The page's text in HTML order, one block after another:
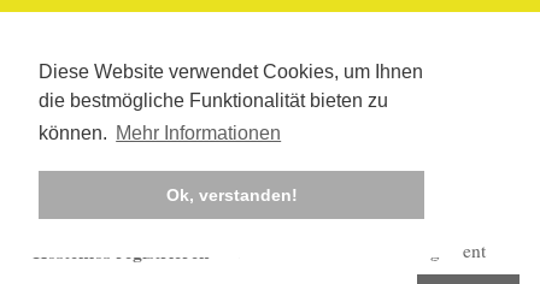
Diese Website verwendet Cookies, um Ihnen
die bestmögliche Funktionalität bieten zu
können. Mehr Informationen
Ok, verstanden!
Kostenlos registrieren
Corona-Management